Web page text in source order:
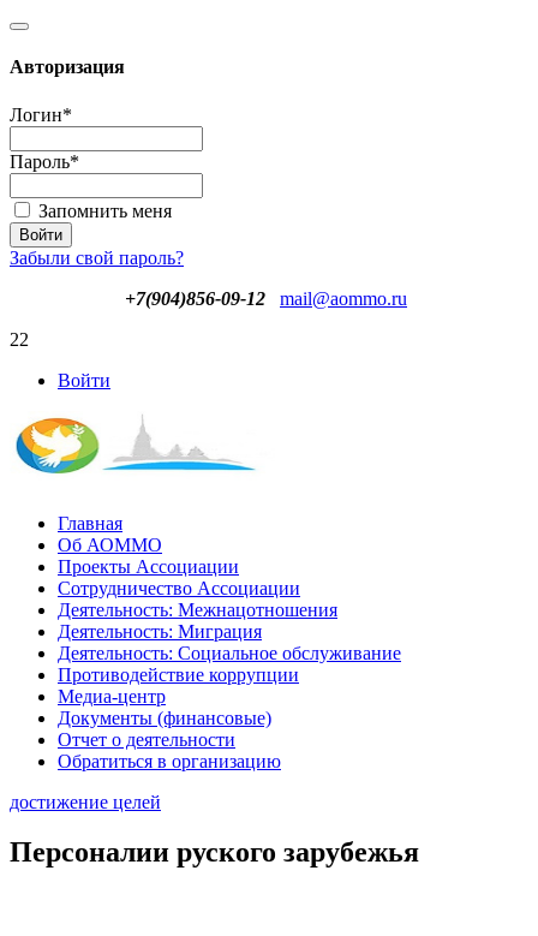
Авторизация
Логин*
Пароль*
Запомнить меня
Забыли свой пароль?
+7(904)856-09-12
mail@aommo.ru
22
Войти
Главная
Об АОММО
Проекты Ассоциации
Сотрудничество Ассоциации
Деятельность: Межнацотношения
Деятельность: Миграция
Деятельность: Социальное обслуживание
Противодействие коррупции
Медиа-центр
Документы (финансовые)
Отчет о деятельности
Обратиться в организацию
достижение целей
Персоналии руского зарубежья